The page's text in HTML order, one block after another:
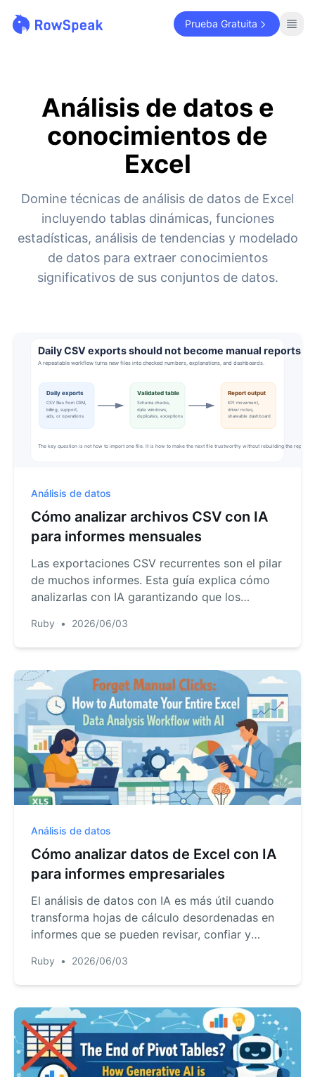
Prueba Gratuita
Análisis de datos e
conocimientos de
Excel
Domine técnicas de análisis de datos de Excel
incluyendo tablas dinámicas, funciones
estadísticas, análisis de tendencias y modelado
de datos para extraer conocimientos
significativos de sus conjuntos de datos.
Análisis de datos
Cómo analizar archivos CSV con IA
para informes mensuales
Las exportaciones CSV recurrentes son el pilar
de muchos informes. Esta guía explica cómo
analizarlas con IA garantizando que los
Ruby • 2026/06/03
Análisis de datos
Cómo analizar datos de Excel con IA
para informes empresariales
El análisis de datos con IA es más útil cuando
transforma hojas de cálculo desordenadas en
informes que se pueden revisar, confiar y
práctico de RowSpeak.
Ruby • 2026/06/03